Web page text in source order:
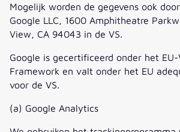
Mogelijk worden de gegevens ook
Google LLC, 1600 Amphitheatre
View, CA 94043 in de VS.
Google is gecertificeerd onder het
Framework en valt onder het EU
voor de VS.
(a) Google Analytics